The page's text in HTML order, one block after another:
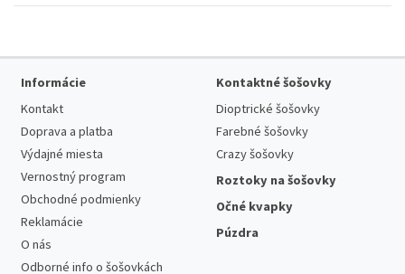
Informácie
Kontakt
Doprava a platba
Výdajné miesta
Vernostný program
Obchodné podmienky
Reklamácie
O nás
Odborné info o šošovkách
Kontaktné šošovky
Dioptrické šošovky
Farebné šošovky
Crazy šošovky
Roztoky na šošovky
Očné kvapky
Púzdra